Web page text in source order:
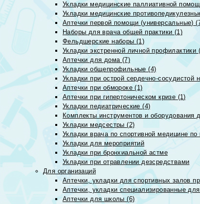
Укладки медицинские паллиативной
Укладки медицинские
Аптечки первой помощи (универсальные)
Наборы для врача общей практики (1)
Фельдшерские наборы (1)
Укладки экстренной личной профилактики
Аптечки для дома (7)
Укладки общепрофильные (4)
Укладки при острой сердечно-сосудистой
Аптечки при обмороке (1)
Аптечки при гипертоническом кризе (1)
Укладки педиатрические (4)
Комплекты инструментов и
Укладки медсестры (2)
Укладки врача по спортивной медицине по
Укладки для мероприятий
Укладки при бронхиальной астме
Укладки при отравлении дезсредствами
Для организаций
Аптечки, укладки для спортивных залов
Аптечки, укладки специализированные
Аптечки для школы (6)